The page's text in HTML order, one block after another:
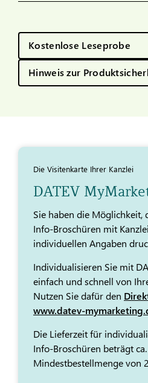
Kostenlose Leseprobe
Hinweis zur
Die Visitenkarte Ihrer Kanzlei
DATEV
Sie haben die Möglichkeit,
Info-Broschüren mit
individuellen Angaben
Individualisieren Sie mit
einfach und schnell von
Nutzen Sie dafür den
www.datev-
Die Lieferzeit für
Info-Broschüren beträgt
Mindestbestellmenge von